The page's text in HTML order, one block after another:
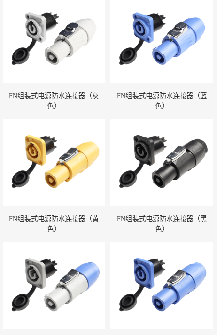
FN组装式电源防水连接器（灰
色）
FN组装式电源防水连接器（蓝
色）
FN组装式电源防水连接器（黄
色）
FN组装式电源防水连接器（黑
色）